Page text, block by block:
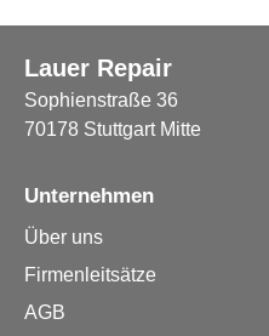
Lauer Repair
Sophienstraße 36
70178 Stuttgart Mitte
Unternehmen
Über uns
Firmenleitsätze
AGB